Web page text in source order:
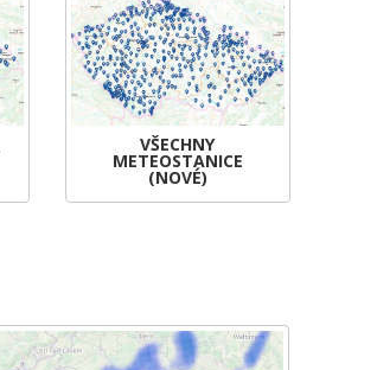
VŠECHNY
METEOSTANICE
(NOVÉ)